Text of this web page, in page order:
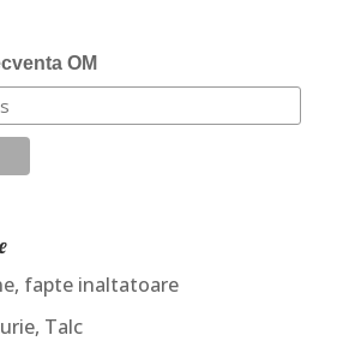
OM
fapte inaltatoare
Talc